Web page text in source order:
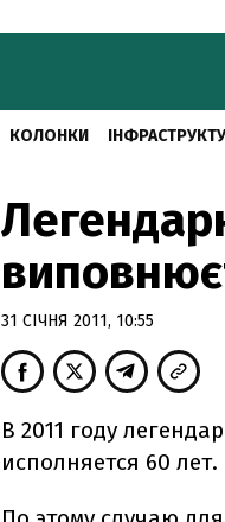
КОЛОНКИ
31 СІЧНЯ 2011, 10:55
В 2011 году
исполняется 60 лет.